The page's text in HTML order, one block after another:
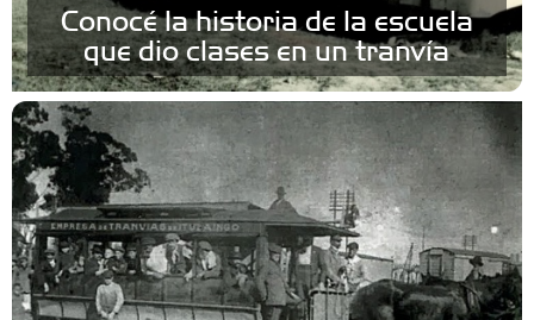
Conocé la historia de la escuela
que dio clases en un tranvía